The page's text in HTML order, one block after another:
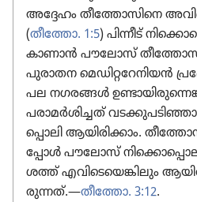
അദ്ദേഹം തീത്തോ​സി​നെ അവിടെ
(തീത്തോ. 1:5) പിന്നീട്‌
കാണാൻ പൗലോസ്‌
പുരാതന മെഡി​റ്റ​റേ​നി​യൻ
പല നഗരങ്ങൾ
പരാമർശി​ച്ചത്‌
പ്പൊ​ലി ആയിരി​ക്കാം.
പ്പോൾ പൗലോസ്‌
ശത്ത്‌ എവി​ടെ​യെ​ങ്കി​ലും
രു​ന്നത്‌.—തീത്തോ. 3:12.